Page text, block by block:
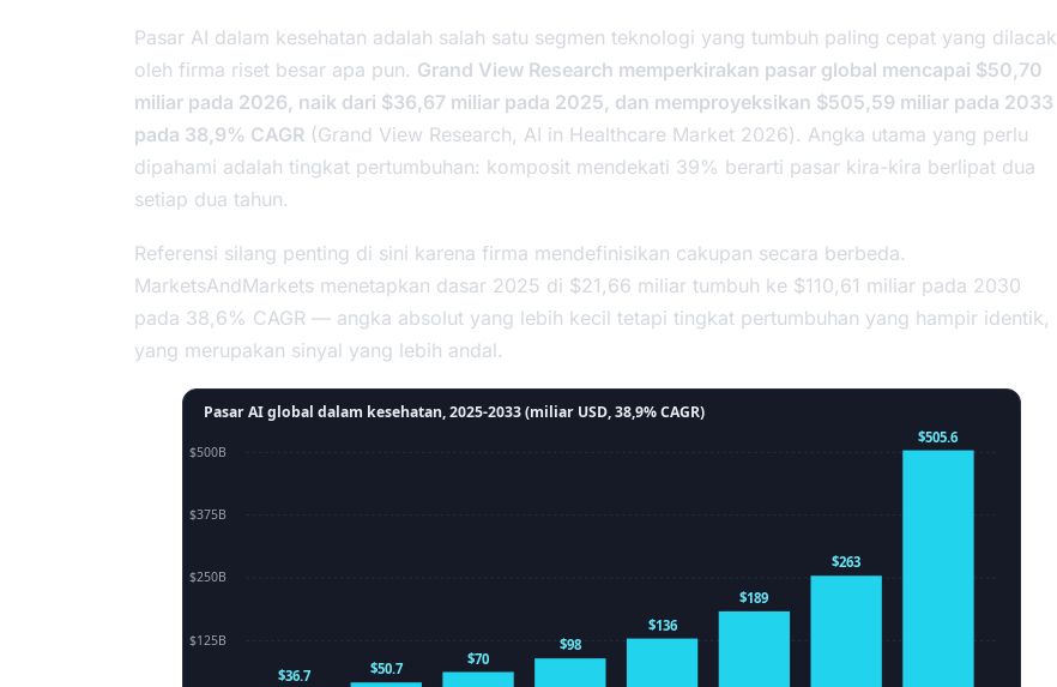
Pasar AI dalam kesehatan adalah salah satu segmen teknologi yang tumbuh paling cepat yang dilacak
oleh firma riset besar apa pun. Grand View Research memperkirakan pasar global mencapai $50,70
miliar pada 2026, naik dari $36,67 miliar pada 2025, dan memproyeksikan $505,59 miliar pada 2033
pada 38,9% CAGR (Grand View Research, AI in Healthcare Market 2026). Angka utama yang perlu
dipahami adalah tingkat pertumbuhan: komposit mendekati 39% berarti pasar kira-kira berlipat dua
setiap dua tahun.
Referensi silang penting di sini karena firma mendefinisikan cakupan secara berbeda.
MarketsAndMarkets menetapkan dasar 2025 di $21,66 miliar tumbuh ke $110,61 miliar pada 2030
pada 38,6% CAGR — angka absolut yang lebih kecil tetapi tingkat pertumbuhan yang hampir identik,
yang merupakan sinyal yang lebih andal.
Pasar AI global dalam kesehatan, 2025-2033 (miliar USD, 38,9% CAGR)
$500B
$375B
$250B
$125B
$36.7 $50.7
$70
$98
$136
$189
$263
$505.6